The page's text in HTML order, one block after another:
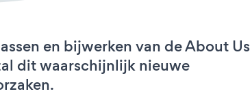
en bijwerken van de About Us
dit waarschijnlijk nieuwe